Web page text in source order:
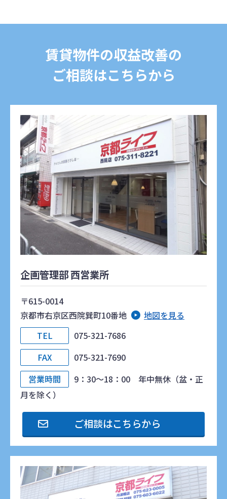
賃貸物件の収益改善の
ご相談はこちらから
企画管理部 西営業所
〒615-0014
京都市右京区西院巽町10番地
地図を見る
TEL
075-321-7686
FAX
075-321-7690
営業時間
9：30～18：00 年中無休（盆・正
月を除く）
ご相談はこちらから